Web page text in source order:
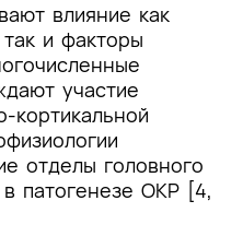
влияние как
и факторы
участие
кортикальной
отделы головного
патогенезе ОКР [4,